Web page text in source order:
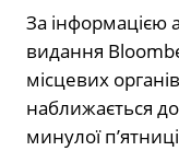
За інформацією
видання
місцевих
наближається
минулої